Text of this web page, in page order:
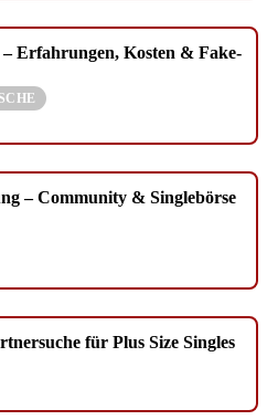
– Erfahrungen, Kosten & Fake-
– Community & Singlebörse
für Plus Size Singles